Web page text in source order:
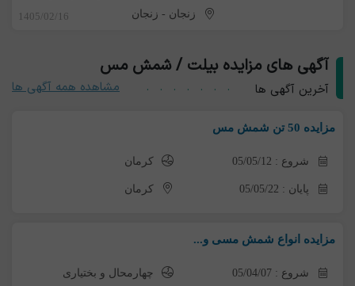
زنجان - زنجان 1405/02/16
آگهی های مزایده بیلت / شمش مس
آخرین آگهی ها مشاهده همه آگهی ها
مزایده 50 تن شمش مس
شروع : 05/05/12 کرمان
پایان : 05/05/22 کرمان
مزایده انواع شمش مسی و...
شروع : 05/04/07 چهارمحال و بختیاری